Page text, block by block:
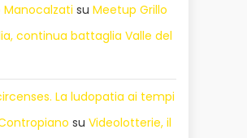
suMeetup Grillo
continua battaglia Valle del
La ludopatia ai tempi
suVideolotterie, il